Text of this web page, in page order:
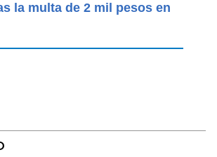
la multa de 2 mil pesos en